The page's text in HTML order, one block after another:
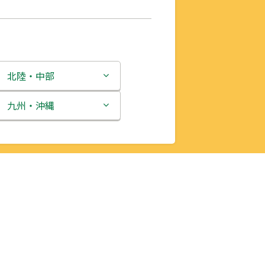
北陸・中部
新潟県
九州・沖縄